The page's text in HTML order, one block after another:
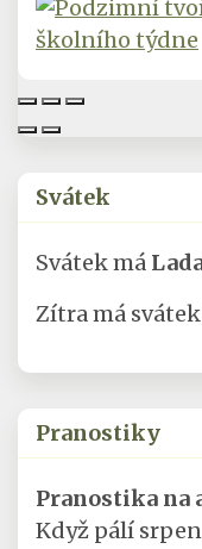
Svátek
Svátek má
Zítra má svátek
Pranostiky
Pranostika na
Když pálí